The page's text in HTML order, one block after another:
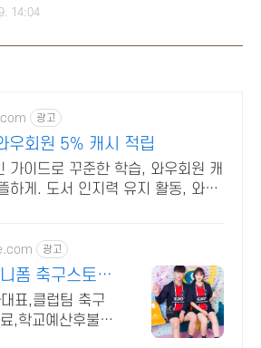
14:04
광고
우회원 5% 캐시 적립
가이드로 꾸준한 학습, 와우회원 캐
하게. 도서 인지력 유지 활동, 와우
광고
폼 축구스토어
표,클럽팀 축구
,학교예산후불,